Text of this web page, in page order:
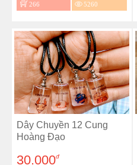
266 5260
Dây Chuyền 12 Cung
Hoàng Đạo
30.000đ